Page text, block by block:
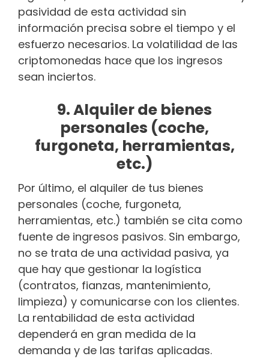
pasividad de esta actividad sin
información precisa sobre el tiempo y el
esfuerzo necesarios. La volatilidad de las
criptomonedas hace que los ingresos
sean inciertos.
9. Alquiler de bienes
personales (coche,
furgoneta, herramientas,
etc.)
Por último, el alquiler de tus bienes
personales (coche, furgoneta,
herramientas, etc.) también se cita como
fuente de ingresos pasivos. Sin embargo,
no se trata de una actividad pasiva, ya
que hay que gestionar la logística
(contratos, fianzas, mantenimiento,
limpieza) y comunicarse con los clientes.
La rentabilidad de esta actividad
dependerá en gran medida de la
demanda y de las tarifas aplicadas.